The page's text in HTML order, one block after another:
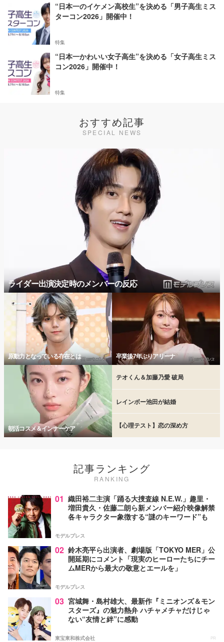
“日本一のイケメン高校生”を決める「男子高生ミス
ターコン2026」開催中！
特集
“日本一かわいい女子高生”を決める「女子高生ミス
コン2026」開催中！
特集
おすすめ記事
SPECIAL NEWS
ライダー出演決定時のメンバーの反応
原動力となっている存在とは 卒業後7年ぶりアリーナ
朝活コスメ＆インナーケア
テオくん＆加藤乃愛 破局
レインボー池田が結婚
【心理テスト】恋の深め方
記事ランキング
RANKING
01 織田裕二主演「踊る大捜査線 N.E.W.」趣里・
増田貴久・佐藤二朗ら新メンバー紹介映像解禁
各キャラクター象徴する“謎のキーワード”も
モデルプレス
02 鈴木亮平ら出演者、劇場版「TOKYO MER」公
開延期にコメント「現実のヒーローたちにチー
ムMERから最大の敬意とエールを」
モデルプレス
03 宮城舞・島村雄大、最新作『ミニオンズ＆モン
スターズ』の魅力熱弁 ハチャメチャだけじゃ
ない“友情と絆”に感動
東宝東和株式会社 PR